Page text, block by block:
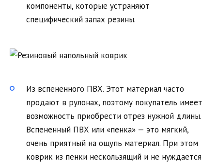
компоненты, которые устраняют
специфический запах резины.
Из вспененного ПВХ. Этот материал часто
продают в рулонах, поэтому покупатель имеет
возможность приобрести отрез нужной длины.
Вспененный ПВХ или «пенка» — это мягкий,
очень приятный на ощупь материал. При этом
коврик из пенки нескользящий и не нуждается